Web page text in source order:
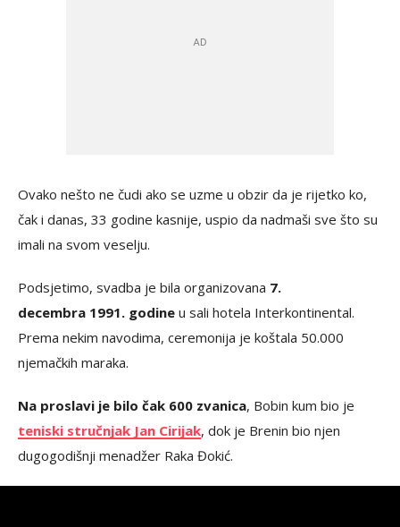
Ovako nešto ne čudi ako se uzme u obzir da je rijetko ko,
čak i danas, 33 godine kasnije, uspio da nadmaši sve što su
imali na svom veselju.
Podsjetimo, svadba je bila organizovana 7.
decembra 1991. godine u sali hotela Interkontinental.
Prema nekim navodima, ceremonija je koštala 50.000
njemačkih maraka.
Na proslavi je bilo čak 600 zvanica, Bobin kum bio je
teniski stručnjak Jan Cirijak, dok je Brenin bio njen
dugogodišnji menadžer Raka Đokić.